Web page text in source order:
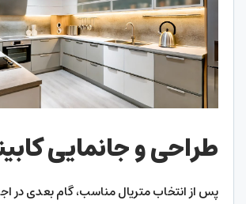
طراحی و جانمایی
پس از انتخاب متریال مناسب، گام بعدی در